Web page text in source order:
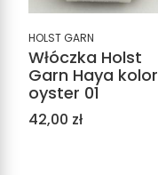
HOLST GARN
Włóczka Holst
Garn Haya kolor
oyster 01
Cena
42,00 zł